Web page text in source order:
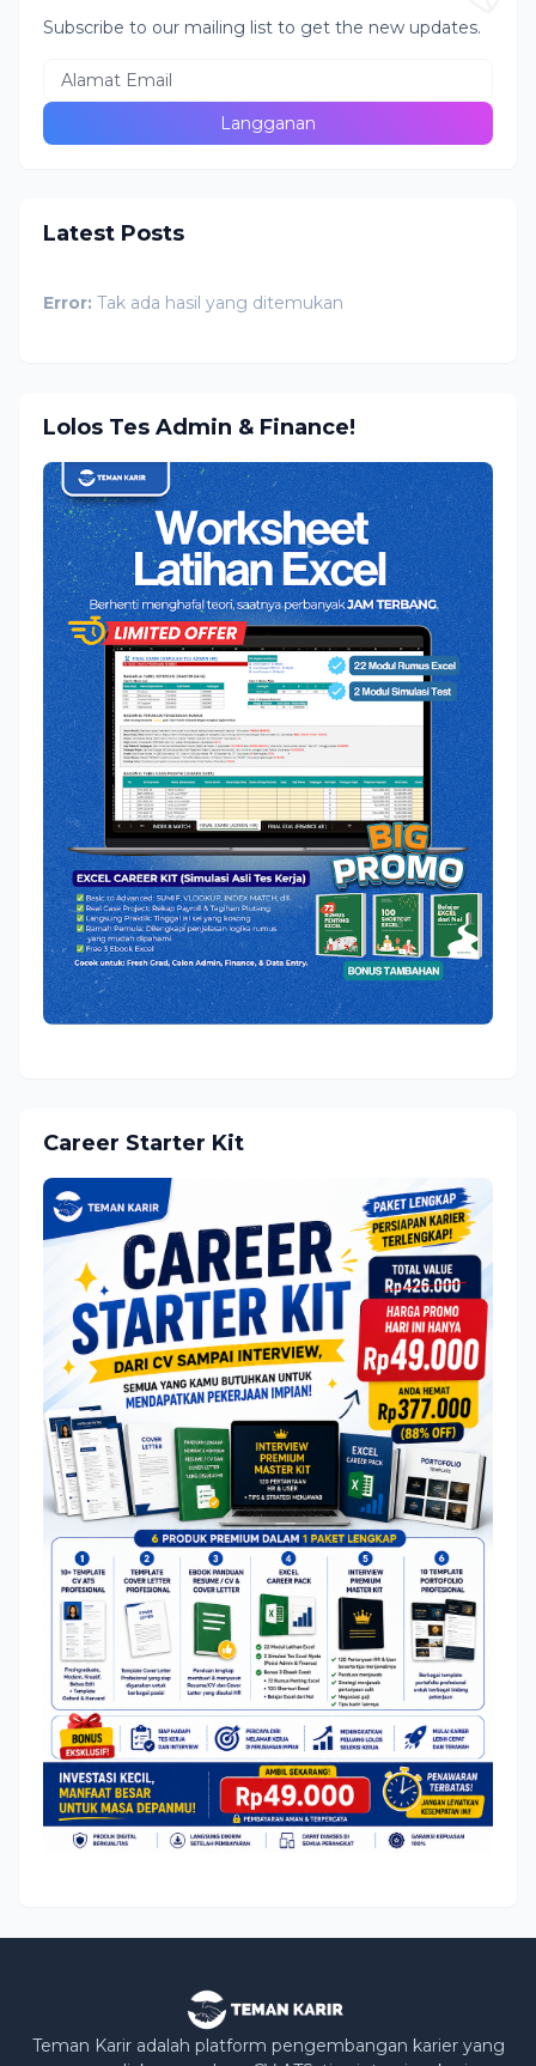
Subscribe to our mailing list to get the new updates.
Latest Posts
Error: Tak ada hasil yang ditemukan
Lolos Tes Admin & Finance!
Career Starter Kit
Teman Karir adalah platform pengembangan karier yang